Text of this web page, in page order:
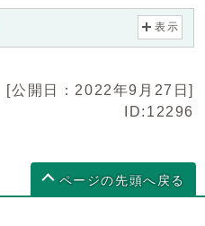
表示
[公開日：2022年9月27日]
ID:12296
ページの先頭へ戻る